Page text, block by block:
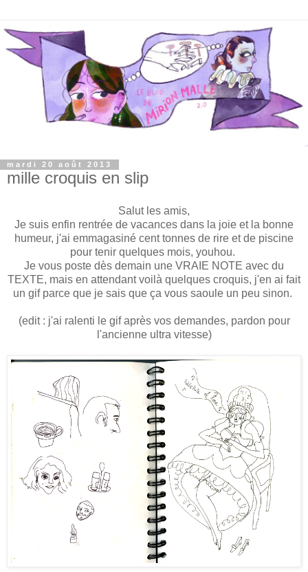
mardi 20 août 2013
mille croquis en slip
Salut les amis,
Je suis enfin rentrée de vacances dans la joie et la bonne
humeur, j'ai emmagasiné cent tonnes de rire et de piscine
pour tenir quelques mois, youhou.
Je vous poste dès demain une VRAIE NOTE avec du
TEXTE, mais en attendant voilà quelques croquis, j'en ai fait
un gif parce que je sais que ça vous saoule un peu sinon.
(edit : j'ai ralenti le gif après vos demandes, pardon pour
l'ancienne ultra vitesse)